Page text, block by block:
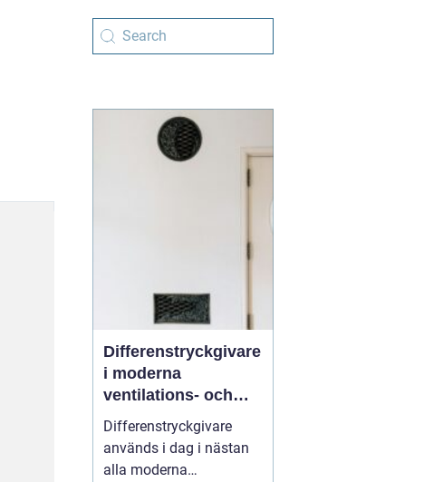
Differenstryckgivare
i moderna
ventilations- och
styrsystem
Differenstryckgivare
används i dag i nästan
alla moderna